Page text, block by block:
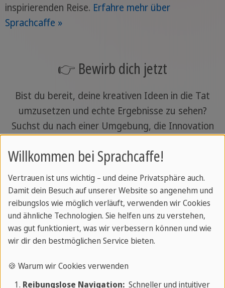
inspirierenden Reise. Erfahre mehr über
Sprachcaffe »
👉 Bewirb dich jetzt
Bist du bereit, deine kreativen Ideen in die Tat
umzusetzen und echte Ergebnisse zu sehen?
Suchst du nach einer Umgebung, die Innovation
Hand gibt, um dich zu verwirklichen? Dann starte
Schicke uns einfach
deine Bewerbungsunterlagen
Weitere Stellenangebote von Sprachcaffe
Willkommen bei Sprachcaffe!
Vertrauen ist uns wichtig – und deine Privatsphäre auch.
Damit dein Besuch auf unserer Website so angenehm und
reibungslos wie möglich verläuft, verwenden wir Cookies
und ähnliche Technologien. Sie helfen uns zu verstehen,
was gut funktioniert, was wir verbessern können und wie
wir dir den bestmöglichen Service bieten.
🍪 Warum wir Cookies verwenden
Reibungslose Navigation:Schneller und intuitiver